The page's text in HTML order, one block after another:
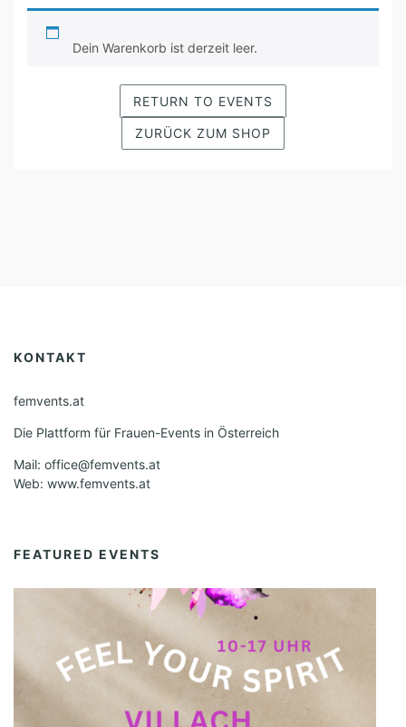
C
Dein Warenkorb ist derzeit leer.
RETURN TO EVENTS
ZURÜCK ZUM SHOP
KONTAKT
femvents.at
Die Plattform für Frauen-Events in Österreich
Mail: office@femvents.at
Web: www.femvents.at
FEATURED EVENTS